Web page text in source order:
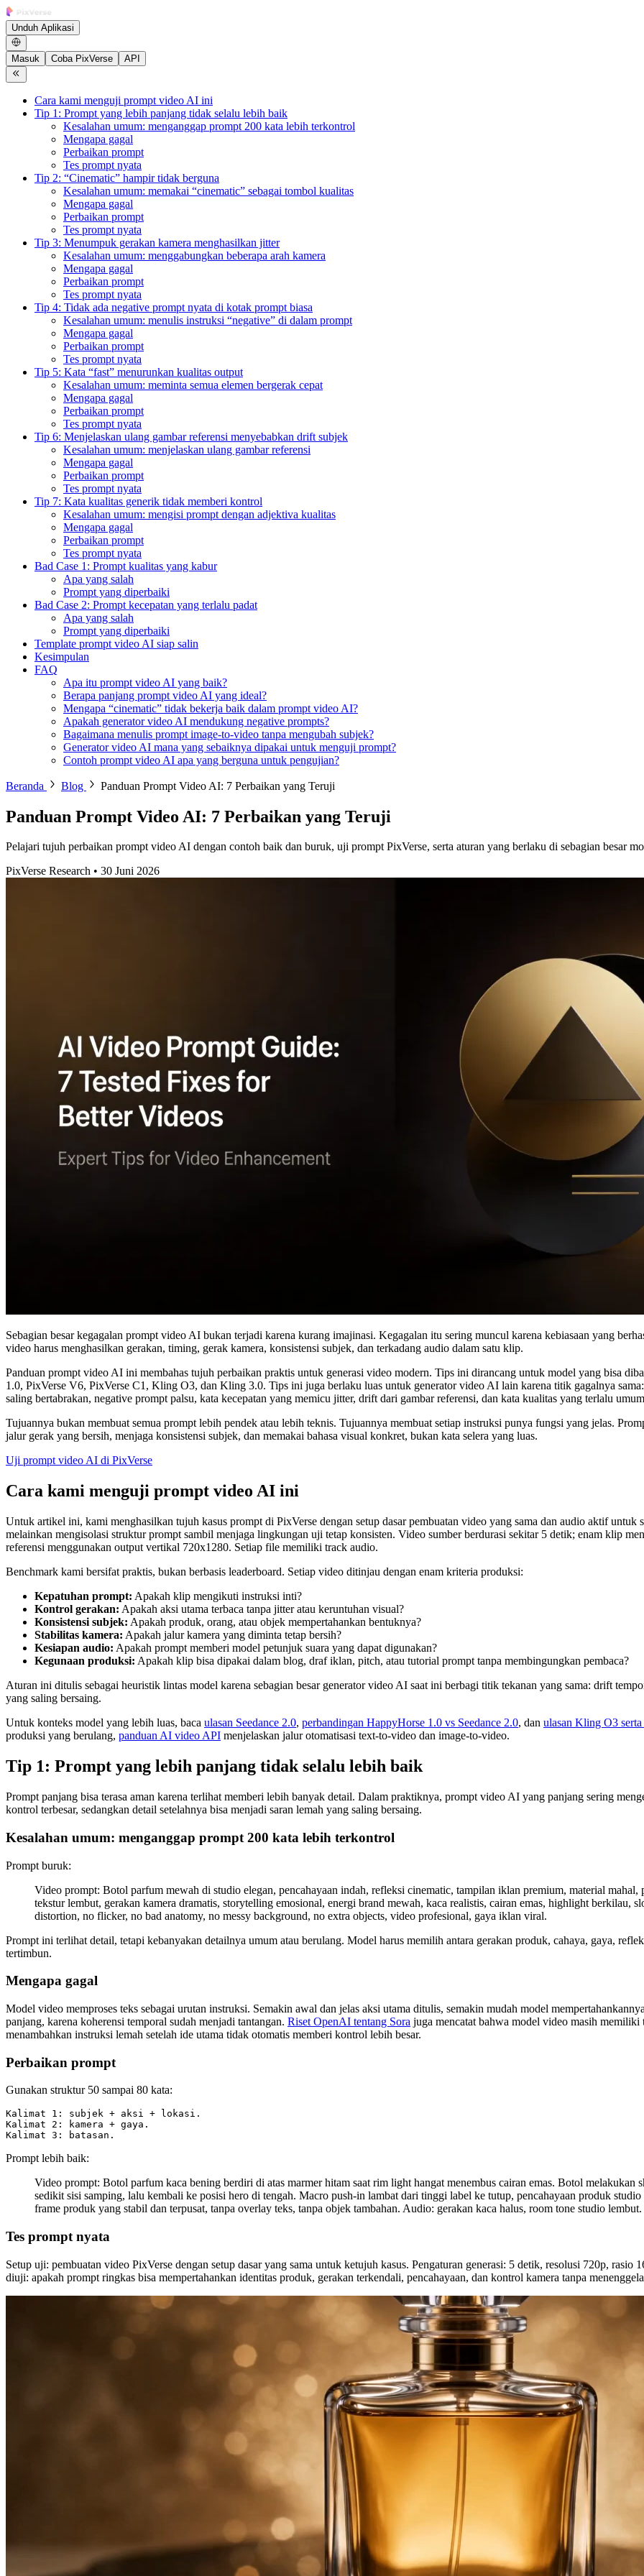
Unduh Aplikasi
Masuk Coba PixVerse API
Cara kami menguji prompt video AI ini
Tip 1: Prompt yang lebih panjang tidak selalu lebih baik
Kesalahan umum: menganggap prompt 200 kata lebih terkontrol
Mengapa gagal
Perbaikan prompt
Tes prompt nyata
Tip 2: “Cinematic” hampir tidak berguna
Kesalahan umum: memakai “cinematic” sebagai tombol kualitas
Mengapa gagal
Perbaikan prompt
Tes prompt nyata
Tip 3: Menumpuk gerakan kamera menghasilkan jitter
Kesalahan umum: menggabungkan beberapa arah kamera
Mengapa gagal
Perbaikan prompt
Tes prompt nyata
Tip 4: Tidak ada negative prompt nyata di kotak prompt biasa
Kesalahan umum: menulis instruksi “negative” di dalam prompt
Mengapa gagal
Perbaikan prompt
Tes prompt nyata
Tip 5: Kata “fast” menurunkan kualitas output
Kesalahan umum: meminta semua elemen bergerak cepat
Mengapa gagal
Perbaikan prompt
Tes prompt nyata
Tip 6: Menjelaskan ulang gambar referensi menyebabkan drift subjek
Kesalahan umum: menjelaskan ulang gambar referensi
Mengapa gagal
Perbaikan prompt
Tes prompt nyata
Tip 7: Kata kualitas generik tidak memberi kontrol
Kesalahan umum: mengisi prompt dengan adjektiva kualitas
Mengapa gagal
Perbaikan prompt
Tes prompt nyata
Bad Case 1: Prompt kualitas yang kabur
Apa yang salah
Prompt yang diperbaiki
Bad Case 2: Prompt kecepatan yang terlalu padat
Apa yang salah
Prompt yang diperbaiki
Template prompt video AI siap salin
Kesimpulan
FAQ
Apa itu prompt video AI yang baik?
Berapa panjang prompt video AI yang ideal?
Mengapa “cinematic” tidak bekerja baik dalam prompt video AI?
Apakah generator video AI mendukung negative prompts?
Bagaimana menulis prompt image-to-video tanpa mengubah subjek?
Generator video AI mana yang sebaiknya dipakai untuk menguji prompt?
Contoh prompt video AI apa yang berguna untuk pengujian?
Beranda Blog Panduan Prompt Video AI: 7 Perbaikan yang Teruji
Panduan Prompt Video AI: 7 Perbaikan yang Teruji
Pelajari tujuh perbaikan prompt video AI dengan contoh baik dan buruk, uji prompt PixVerse, serta aturan yang berlaku di sebagian besar
PixVerse Research • 30 Juni 2026
Sebagian besar kegagalan prompt video AI bukan terjadi karena kurang imajinasi. Kegagalan itu sering muncul karena kebiasaan yang
video harus menghasilkan gerakan, timing, gerak kamera, konsistensi subjek, dan terkadang audio dalam satu klip.
Panduan prompt video AI ini membahas tujuh perbaikan praktis untuk generasi video modern. Tips ini dirancang untuk model yang bisa
1.0, PixVerse V6, PixVerse C1, Kling O3, dan Kling 3.0. Tips ini juga berlaku luas untuk generator video AI lain karena titik gagalnya
saling bertabrakan, negative prompt palsu, kata kecepatan yang memicu jitter, drift dari gambar referensi, dan kata kualitas yang terlalu
Tujuannya bukan membuat semua prompt lebih pendek atau lebih teknis. Tujuannya membuat setiap instruksi punya fungsi yang jelas.
jalur gerak yang bersih, menjaga konsistensi subjek, dan memakai bahasa visual konkret, bukan kata selera yang luas.
Uji prompt video AI di PixVerse
Cara kami menguji prompt video AI ini
Untuk artikel ini, kami menghasilkan tujuh kasus prompt di PixVerse dengan setup dasar pembuatan video yang sama dan audio aktif
melainkan mengisolasi struktur prompt sambil menjaga lingkungan uji tetap konsisten. Video sumber berdurasi sekitar 5 detik; enam klip
referensi menggunakan output vertikal 720x1280. Setiap file memiliki track audio.
Benchmark kami bersifat praktis, bukan berbasis leaderboard. Setiap video ditinjau dengan enam kriteria produksi:
Kepatuhan prompt: Apakah klip mengikuti instruksi inti?
Kontrol gerakan: Apakah aksi utama terbaca tanpa jitter atau keruntuhan visual?
Konsistensi subjek: Apakah produk, orang, atau objek mempertahankan bentuknya?
Stabilitas kamera: Apakah jalur kamera yang diminta tetap bersih?
Kesiapan audio: Apakah prompt memberi model petunjuk suara yang dapat digunakan?
Kegunaan produksi: Apakah klip bisa dipakai dalam blog, draf iklan, pitch, atau tutorial prompt tanpa membingungkan pembaca?
Aturan ini ditulis sebagai heuristik lintas model karena sebagian besar generator video AI saat ini berbagi titik tekanan yang sama: drift
yang saling bersaing.
Untuk konteks model yang lebih luas, baca ulasan Seedance 2.0, perbandingan HappyHorse 1.0 vs Seedance 2.0, dan ulasan Kling O3
produksi yang berulang, panduan AI video API menjelaskan jalur otomatisasi text-to-video dan image-to-video.
Tip 1: Prompt yang lebih panjang tidak selalu lebih baik
Prompt panjang bisa terasa aman karena terlihat memberi lebih banyak detail. Dalam praktiknya, prompt video AI yang panjang sering
kontrol terbesar, sedangkan detail setelahnya bisa menjadi saran lemah yang saling bersaing.
Kesalahan umum: menganggap prompt 200 kata lebih terkontrol
Prompt buruk:
Video prompt: Botol parfum mewah di studio elegan, pencahayaan indah, refleksi cinematic, tampilan iklan premium, material mahal,
tekstur lembut, gerakan kamera dramatis, storytelling emosional, energi brand mewah, kaca realistis, cairan emas, highlight berkilau,
distortion, no flicker, no bad anatomy, no messy background, no extra objects, video profesional, gaya iklan viral.
Prompt ini terlihat detail, tetapi kebanyakan detailnya umum atau berulang. Model harus memilih antara gerakan produk, cahaya, gaya,
tertimbun.
Mengapa gagal
Model video memproses teks sebagai urutan instruksi. Semakin awal dan jelas aksi utama ditulis, semakin mudah model
panjang, karena koherensi temporal sudah menjadi tantangan. Riset OpenAI tentang Sora juga mencatat bahwa model video masih
menambahkan instruksi lemah setelah ide utama tidak otomatis memberi kontrol lebih besar.
Perbaikan prompt
Gunakan struktur 50 sampai 80 kata:
Kalimat 1: subjek + aksi + lokasi.
Kalimat 2: kamera + gaya.
Kalimat 3: batasan.
Prompt lebih baik:
Video prompt: Botol parfum kaca bening berdiri di atas marmer hitam saat rim light hangat menembus cairan emas. Botol
sedikit sisi samping, lalu kembali ke posisi hero di tengah. Macro push-in lambat dari tinggi label ke tutup, pencahayaan produk
frame produk yang stabil dan terpusat, tanpa overlay teks, tanpa objek tambahan. Audio: gerakan kaca halus, room tone studio lembut.
Tes prompt nyata
Setup uji: pembuatan video PixVerse dengan setup dasar yang sama untuk ketujuh kasus. Pengaturan generasi: 5 detik, resolusi 720p,
diuji: apakah prompt ringkas bisa mempertahankan identitas produk, gerakan terkendali, pencahayaan, dan kontrol kamera tanpa